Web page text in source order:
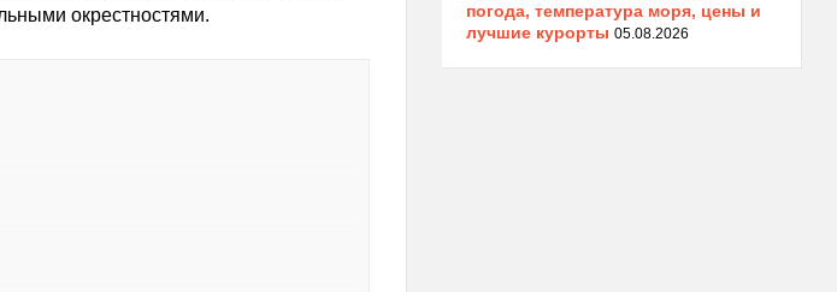
окрестностями.
погода, температура моря, цены и
лучшие курорты 05.08.2026